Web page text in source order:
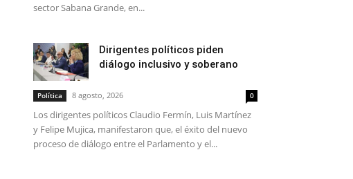
sector Sabana Grande, en...
Dirigentes políticos piden
diálogo inclusivo y soberano
Política 8 agosto, 2026 0
Los dirigentes políticos Claudio Fermín, Luis Martínez
y Felipe Mujica, manifestaron que, el éxito del nuevo
proceso de diálogo entre el Parlamento y el...